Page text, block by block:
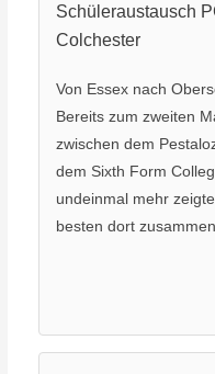
Schüleraustausch
Colchester
Von Essex nach
Bereits zum zweiten
zwischen dem
dem Sixth Form
undeinmal mehr
besten dort